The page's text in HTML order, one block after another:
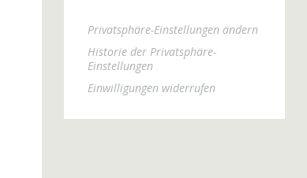
Privatsphäre-Einstellungen ändern
Historie der Privatsphäre-
Einstellungen
Einwilligungen widerrufen